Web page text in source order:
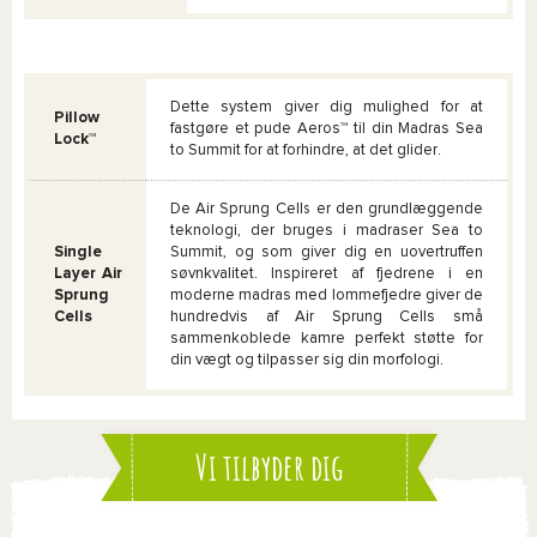
Pillow
Lock™
Dette system giver dig mulighed for at
fastgøre et pude Aeros™ til din Madras Sea
to Summit for at forhindre, at det glider.
Single
Layer Air
Sprung
Cells
De Air Sprung Cells er den grundlæggende
teknologi, der bruges i madraser Sea to
Summit, og som giver dig en uovertruffen
søvnkvalitet. Inspireret af fjedrene i en
moderne madras med lommefjedre giver de
hundredvis af Air Sprung Cells små
sammenkoblede kamre perfekt støtte for
din vægt og tilpasser sig din morfologi.
Vi tilbyder dig